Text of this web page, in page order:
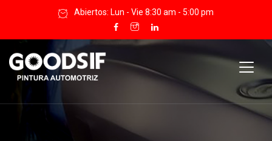
Abiertos: Lun - Vie 8:30 am - 5:00 pm